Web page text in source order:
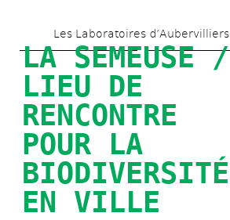
au
contenu
principal
Les Laboratoires d’Aubervilliers
LA SEMEUSE /
LIEU DE
RENCONTRE
POUR LA
BIODIVERSITÉ
EN VILLE